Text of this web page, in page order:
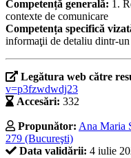
Competență generală: 1.
contexte de comunicare
Competența specifică
informaţii de detaliu dintr-
Legătura web către
v=p3fzwdwdj23
Accesări: 332
Propunător: Ana Maria
279 (Bucureşti)
Data validării: 4 iulie